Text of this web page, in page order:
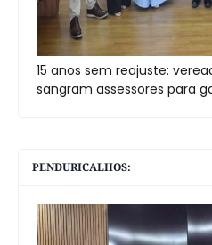
15 anos sem reajuste:
sangram assessores para
PENDURICALHOS: